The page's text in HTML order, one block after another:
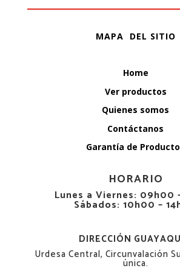
MAPA DEL SITIO
Home
Ver productos
Quienes somos
Contáctanos
Garantía de
HORARIO
Lunes a Viernes: 09h00
Sábados: 10h00 –
DIRECCIÓN
Urdesa Central, Circunvalación
única.